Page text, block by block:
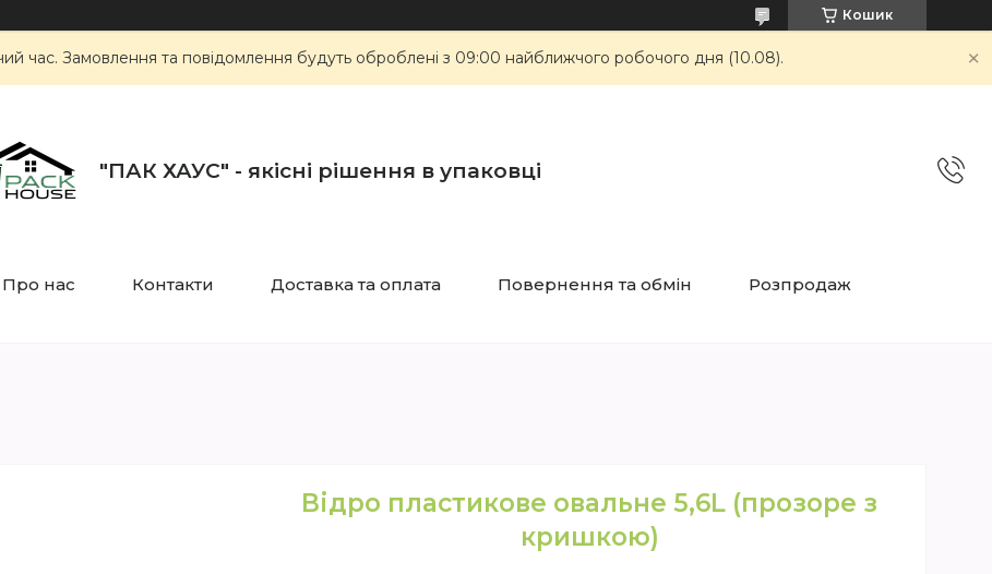
Кошик
час. Замовлення та повідомлення будуть оброблені з 09:00 найближчого робочого дня (10.08).
"ПАК ХАУС" - якісні рішення в упаковці
Про нас Контакти Доставка та оплата Повернення та обмін Розпродаж
Відро пластикове овальне 5,6L (прозоре з
кришкою)